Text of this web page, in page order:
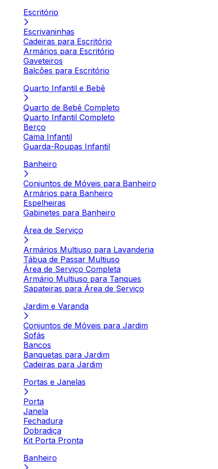
Escritório
Escrivaninhas
Cadeiras para Escritório
Armários para Escritório
Gaveteiros
Balcões para Escritório
Quarto Infantil e Bebê
Quarto de Bebê Completo
Quarto Infantil Completo
Berço
Cama Infantil
Guarda-Roupas Infantil
Banheiro
Conjuntos de Móveis para Banheiro
Armários para Banheiro
Espelheiras
Gabinetes para Banheiro
Área de Serviço
Armários Multiuso para Lavanderia
Tábua de Passar Multiuso
Área de Serviço Completa
Armário Multiuso para Tanques
Sapateiras para Área de Serviço
Jardim e Varanda
Conjuntos de Móveis para Jardim
Sofás
Bancos
Banquetas para Jardim
Cadeiras para Jardim
Portas e Janelas
Porta
Janela
Fechadura
Dobradiça
Kit Porta Pronta
Banheiro